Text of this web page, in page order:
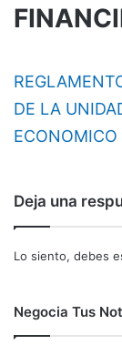
DE LA
ECONOMICO
Deja una
Lo siento, debes
Negocia Tus